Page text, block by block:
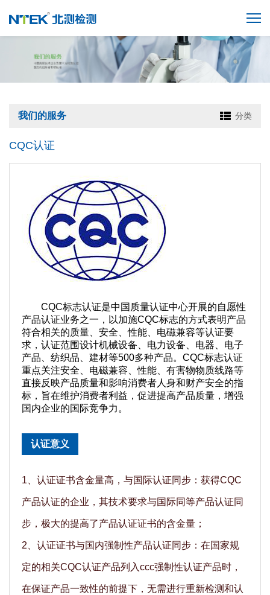
我们的服务 分类
CQC认证
CQC标志认证是中国质量认证中心开展的自愿性
产品认证业务之一，以加施CQC标志的方式表明产品
符合相关的质量、安全、性能、电磁兼容等认证要
求，认证范围设计机械设备、电力设备、电器、电子
产品、纺织品、建材等500多种产品。CQC标志认证
重点关注安全、电磁兼容、性能、有害物物质线路等
直接反映产品质量和影响消费者人身和财产安全的指
标，旨在维护消费者利益，促进提高产品质量，增强
国内企业的国际竞争力。
认证意义
1、认证证书含金量高，与国际认证同步：获得CQC
产品认证的企业，其技术要求与国际同等产品认证同
步，极大的提高了产品认证证书的含金量；
2、认证证书与国内强制性产品认证同步：在国家规
定的相关CQC认证产品列入ccc强制性认证产品时，
在保证产品一致性的前提下，无需进行重新检测和认